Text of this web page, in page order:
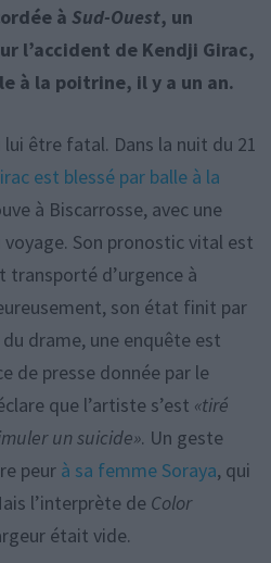
à Sud-Ouest, un
l’accident de Kendji Girac,
à la poitrine, il y a un an.
être fatal. Dans la nuit du 21
est blessé par balle à la
à Biscarrosse, avec une
Son pronostic vital est
transporté d’urgence à
son état finit par
drame, une enquête est
de presse donnée par le
que l’artiste s’est «tiré
un suicide». Un geste
peur à sa femme Soraya, qui
l’interprète de Color
était vide.